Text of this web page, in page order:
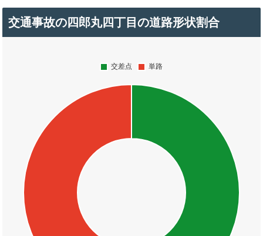
交通事故の四郎丸四丁目の道路形状割合